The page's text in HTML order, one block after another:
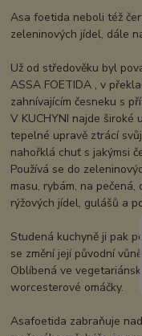
Asa foetida neboli též
zeleninových jídel, dále
Už od středověku byl
ASSA FOETIDA , v
zahnívajícím česneku s
V KUCHYNI najde široké
tepelné upravě ztrácí
nahořklá chuť s jakýmsi
Používá se do
masu, rybám, na
rýžových jídel, gulášů a
Studená kuchyně ji pak
se změní její původní vůně
Oblíbená ve
worcesterové omáčky.
Asafoetida zabraňuje